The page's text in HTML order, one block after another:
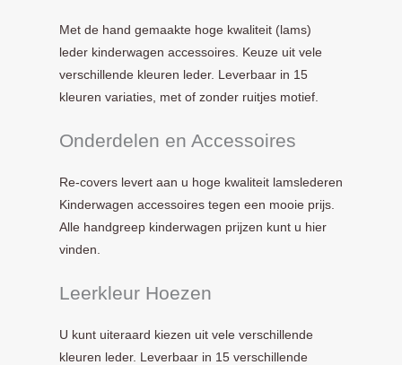
Met de hand gemaakte hoge kwaliteit (lams)
leder kinderwagen accessoires. Keuze uit vele
verschillende kleuren leder. Leverbaar in 15
kleuren variaties, met of zonder ruitjes motief.
Onderdelen en Accessoires
Re-covers levert aan u hoge kwaliteit lamslederen
Kinderwagen accessoires tegen een mooie prijs.
Alle handgreep kinderwagen prijzen kunt u hier
vinden.
Leerkleur Hoezen
U kunt uiteraard kiezen uit vele verschillende
kleuren leder. Leverbaar in 15 verschillende